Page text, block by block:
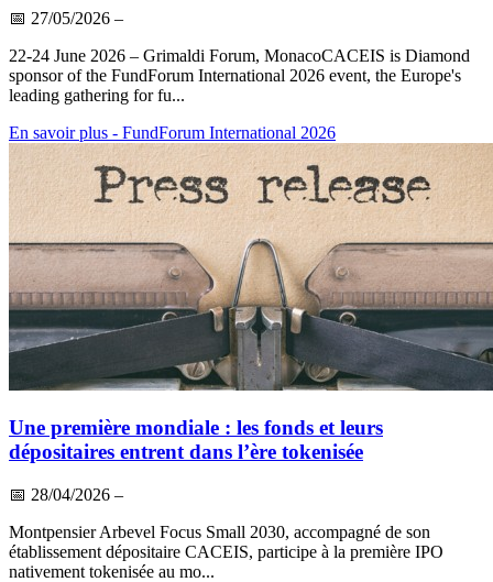
📅 27/05/2026 –
22-24 June 2026 – Grimaldi Forum, MonacoCACEIS is Diamond
sponsor of the FundForum International 2026 event, the Europe's
leading gathering for fu...
En savoir plus - FundForum International 2026
Une première mondiale : les fonds et leurs
dépositaires entrent dans l’ère tokenisée
📅 28/04/2026 –
Montpensier Arbevel Focus Small 2030, accompagné de son
établissement dépositaire CACEIS, participe à la première IPO
nativement tokenisée au mo...